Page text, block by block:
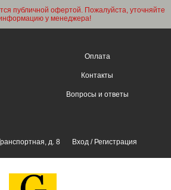
публичной офертой. Пожалуйста, уточняйте
у менеджера!
Оплата
Контакты
Вопросы и ответы
д. 8 Вход /Регистрация